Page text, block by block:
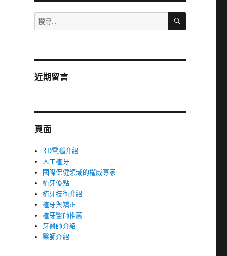
搜
尋
字:
搜
近期留言
頁面
3D電腦介紹
人工植牙
國際保健領域的權威專家
植牙優點
植牙技術介紹
植牙與矯正
植牙醫師推薦
牙醫師介紹
醫師介紹